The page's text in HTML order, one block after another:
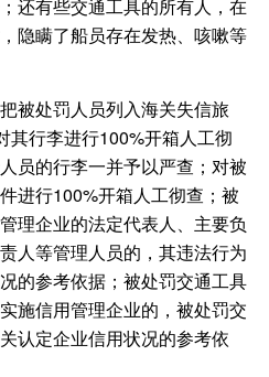
还有些交通工具的所有人，在
隐瞒了船员存在发热、咳嗽等
处罚人员列入海关失信旅
其行李进行100%开箱人工彻
员的行李一并予以严查；对被
进行100%开箱人工彻查；被
理企业的法定代表人、主要负
人等管理人员的，其违法行为
的参考依据；被处罚交通工具
施信用管理企业的，被处罚交
认定企业信用状况的参考依